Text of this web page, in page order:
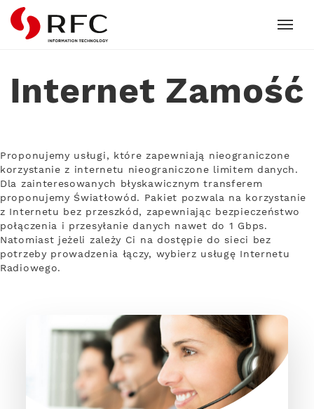
RFC
Internet Zamość
Proponujemy usługi, które zapewniają nieograniczone
korzystanie z internetu nieograniczone limitem danych.
Dla zainteresowanych błyskawicznym transferem
proponujemy Światłowód. Pakiet pozwala na korzystanie
z Internetu bez przeszkód, zapewniając bezpieczeństwo
połączenia i przesyłanie danych nawet do 1 Gbps.
Natomiast jeżeli zależy Ci na dostępie do sieci bez
potrzeby prowadzenia łączy, wybierz usługę Internetu
Radiowego.